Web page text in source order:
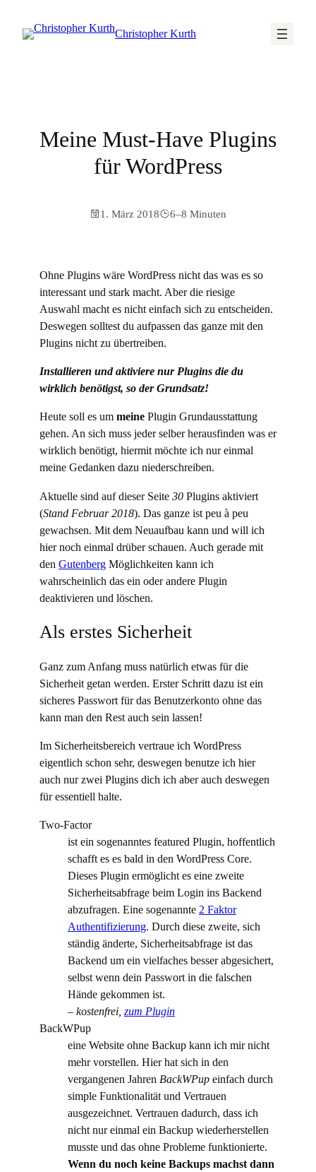
Christopher Kurth
Meine Must-Have Plugins
für WordPress
1. März 2018 6–8 Minuten
Ohne Plugins wäre WordPress nicht das was es so
interessant und stark macht. Aber die riesige
Auswahl macht es nicht einfach sich zu entscheiden.
Deswegen solltest du aufpassen das ganze mit den
Plugins nicht zu übertreiben.
Installieren und aktiviere nur Plugins die du
wirklich benötigst, so der Grundsatz!
Heute soll es um meine Plugin Grundausstattung
gehen. An sich muss jeder selber herausfinden was er
wirklich benötigt, hiermit möchte ich nur einmal
meine Gedanken dazu niederschreiben.
Aktuelle sind auf dieser Seite 30 Plugins aktiviert
(Stand Februar 2018). Das ganze ist peu à peu
gewachsen. Mit dem Neuaufbau kann und will ich
hier noch einmal drüber schauen. Auch gerade mit
den Gutenberg Möglichkeiten kann ich
wahrscheinlich das ein oder andere Plugin
deaktivieren und löschen.
Als erstes Sicherheit
Ganz zum Anfang muss natürlich etwas für die
Sicherheit getan werden. Erster Schritt dazu ist ein
sicheres Passwort für das Benutzerkonto ohne das
kann man den Rest auch sein lassen!
Im Sicherheitsbereich vertraue ich WordPress
eigentlich schon sehr, deswegen benutze ich hier
auch nur zwei Plugins dich ich aber auch deswegen
für essentiell halte.
Two-Factor
ist ein sogenanntes featured Plugin, hoffentlich
schafft es es bald in den WordPress Core.
Dieses Plugin ermöglicht es eine zweite
Sicherheitsabfrage beim Login ins Backend
abzufragen. Eine sogenannte 2 Faktor
Authentifizierung. Durch diese zweite, sich
ständig änderte, Sicherheitsabfrage ist das
Backend um ein vielfaches besser abgesichert,
selbst wenn dein Passwort in die falschen
Hände gekommen ist.
– kostenfrei, zum Plugin
BackWPup
eine Website ohne Backup kann ich mir nicht
mehr vorstellen. Hier hat sich in den
vergangenen Jahren BackWPup einfach durch
simple Funktionalität und Vertrauen
ausgezeichnet. Vertrauen dadurch, dass ich
nicht nur einmal ein Backup wiederherstellen
musste und das ohne Probleme funktionierte.
Wenn du noch keine Backups machst dann